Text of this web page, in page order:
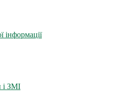
інформації
і ЗМІ